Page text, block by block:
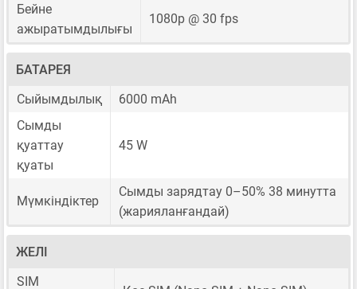
Бейне
ажыратымдылығы
1080p @ 30 fps
БАТАРЕЯ
Сыйымдылық
6000 mAh
Сымды
қуаттау
қуаты
45 W
Мүмкіндіктер
Сымды зарядтау 0–50% 38 минутта
(жарияланғандай)
ЖЕЛІ
SIM